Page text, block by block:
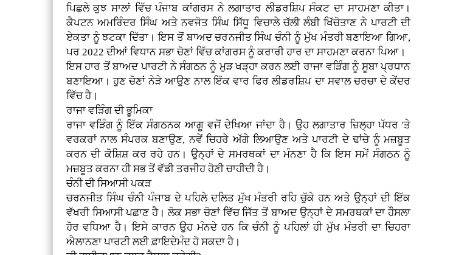
ਪਿਛਲੇ ਕੁਝ ਸਾਲਾਂ ਵਿੱਚ ਪੰਜਾਬ ਕਾਂਗਰਸ ਨੇ ਲਗਾਤਾਰ ਲੀਡਰਸ਼ਿਪ ਸੰਕਟ ਦਾ ਸਾਹਮਣਾ ਕੀਤਾ।
ਕੈਪਟਨ ਅਮਰਿੰਦਰ ਸਿੰਘ ਅਤੇ ਨਵਜੋਤ ਸਿੰਘ ਸਿੱਧੂ ਵਿਚਾਲੇ ਚੱਲੀ ਲੰਬੀ ਖਿੱਚੋਤਾਣ ਨੇ ਪਾਰਟੀ ਦੀ
ਏਕਤਾ ਨੂੰ ਝਟਕਾ ਦਿੱਤਾ। ਇਸ ਤੋਂ ਬਾਅਦ ਚਰਨਜੀਤ ਸਿੰਘ ਚੰਨੀ ਨੂੰ ਮੁੱਖ ਮੰਤਰੀ ਬਣਾਇਆ ਗਿਆ,
ਪਰ 2022 ਦੀਆਂ ਵਿਧਾਨ ਸਭਾ ਚੋਣਾਂ ਵਿੱਚ ਕਾਂਗਰਸ ਨੂੰ ਕਰਾਰੀ ਹਾਰ ਦਾ ਸਾਹਮਣਾ ਕਰਨਾ ਪਿਆ।
ਇਸ ਹਾਰ ਤੋਂ ਬਾਅਦ ਪਾਰਟੀ ਨੇ ਸੰਗਠਨ ਨੂੰ ਮੁੜ ਖੜ੍ਹਾ ਕਰਨ ਲਈ ਰਾਜਾ ਵੜਿੰਗ ਨੂੰ ਸੂਬਾ ਪ੍ਰਧਾਨ
ਬਣਾਇਆ। ਹੁਣ ਚੋਣਾਂ ਨੇੜੇ ਆਉਣ ਨਾਲ ਇੱਕ ਵਾਰ ਫਿਰ ਲੀਡਰਸ਼ਿਪ ਦਾ ਸਵਾਲ ਚਰਚਾ ਦੇ ਕੇਂਦਰ
ਵਿੱਚ ਹੈ।
ਰਾਜਾ ਵੜਿੰਗ ਦੀ ਭੂਮਿਕਾ
ਰਾਜਾ ਵੜਿੰਗ ਨੂੰ ਇੱਕ ਸੰਗਠਨਕ ਆਗੂ ਵਜੋਂ ਦੇਖਿਆ ਜਾਂਦਾ ਹੈ। ਉਹ ਲਗਾਤਾਰ ਜ਼ਿਲ੍ਹਾ ਪੱਧਰ 'ਤੇ
ਵਰਕਰਾਂ ਨਾਲ ਸੰਪਰਕ ਬਣਾਉਣ, ਨਵੇਂ ਚਿਹਰੇ ਅੱਗੇ ਲਿਆਉਣ ਅਤੇ ਪਾਰਟੀ ਦੇ ਢਾਂਚੇ ਨੂੰ ਮਜ਼ਬੂਤ
ਕਰਨ ਦੀ ਕੋਸ਼ਿਸ਼ ਕਰ ਰਹੇ ਹਨ। ਉਨ੍ਹਾਂ ਦੇ ਸਮਰਥਕਾਂ ਦਾ ਮੰਨਣਾ ਹੈ ਕਿ ਇਸ ਸਮੇਂ ਸੰਗਠਨ ਨੂੰ
ਮਜ਼ਬੂਤ ਕਰਨਾ ਹੀ ਸਭ ਤੋਂ ਵੱਡੀ ਤਰਜੀਹ ਹੋਣੀ ਚਾਹੀਦੀ ਹੈ।
ਚੰਨੀ ਦੀ ਸਿਆਸੀ ਪਕੜ
ਚਰਨਜੀਤ ਸਿੰਘ ਚੰਨੀ ਪੰਜਾਬ ਦੇ ਪਹਿਲੇ ਦਲਿਤ ਮੁੱਖ ਮੰਤਰੀ ਰਹਿ ਚੁੱਕੇ ਹਨ ਅਤੇ ਉਨ੍ਹਾਂ ਦੀ ਇੱਕ
ਵੱਖਰੀ ਸਿਆਸੀ ਪਛਾਣ ਹੈ। ਲੋਕ ਸਭਾ ਚੋਣਾਂ ਵਿੱਚ ਜਿੱਤ ਤੋਂ ਬਾਅਦ ਉਨ੍ਹਾਂ ਦੇ ਸਮਰਥਕਾਂ ਦਾ ਹੌਸਲਾ
ਹੋਰ ਵਧਿਆ ਹੈ। ਇਸੇ ਕਾਰਨ ਉਹ ਮੰਨਦੇ ਹਨ ਕਿ ਚੰਨੀ ਨੂੰ ਪਹਿਲਾਂ ਹੀ ਮੁੱਖ ਮੰਤਰੀ ਦਾ ਚਿਹਰਾ
ਐਲਾਨਣਾ ਪਾਰਟੀ ਲਈ ਫ਼ਾਇਦੇਮੰਦ ਹੋ ਸਕਦਾ ਹੈ।